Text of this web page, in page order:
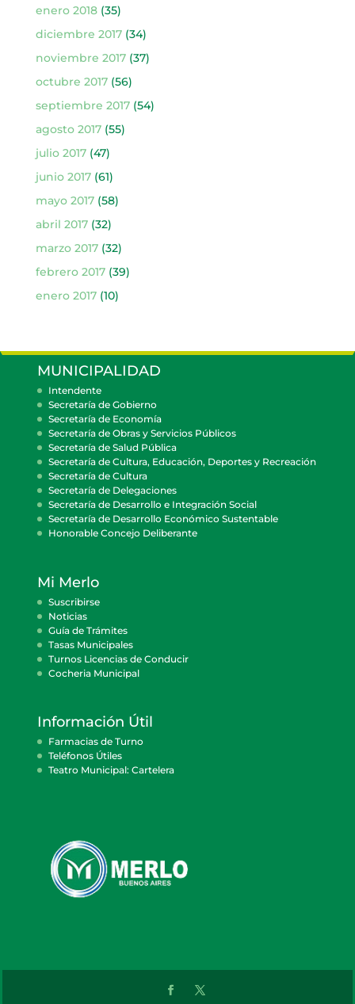
enero 2018(35)
diciembre 2017(34)
noviembre 2017(37)
octubre 2017(56)
septiembre 2017(54)
agosto 2017(55)
julio 2017(47)
junio 2017(61)
mayo 2017(58)
abril 2017(32)
marzo 2017(32)
febrero 2017(39)
enero 2017(10)
MUNICIPALIDAD
Intendente
Secretaría de Gobierno
Secretaría de Economía
Secretaría de Obras y Servicios Públicos
Secretaría de Salud Pública
Secretaría de Cultura, Educación, Deportes y Recreación
Secretaría de Cultura
Secretaría de Delegaciones
Secretaría de Desarrollo e Integración Social
Secretaría de Desarrollo Económico Sustentable
Honorable Concejo Deliberante
Mi Merlo
Suscribirse
Noticias
Guía de Trámites
Tasas Municipales
Turnos Licencias de Conducir
Cocheria Municipal
Información Útil
Farmacias de Turno
Teléfonos Útiles
Teatro Municipal: Cartelera